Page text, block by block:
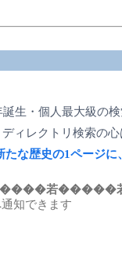
誕生・個人最大級の
ィレクトリ検索の
たな歴史の1ページ
若�����
知できます